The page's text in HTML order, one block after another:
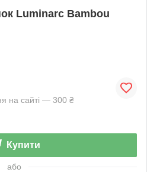
Luminarc Bambou
на сайті — 300 ₴
Купити
або